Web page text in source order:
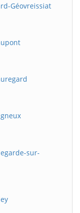
Géovreissiat
sur-